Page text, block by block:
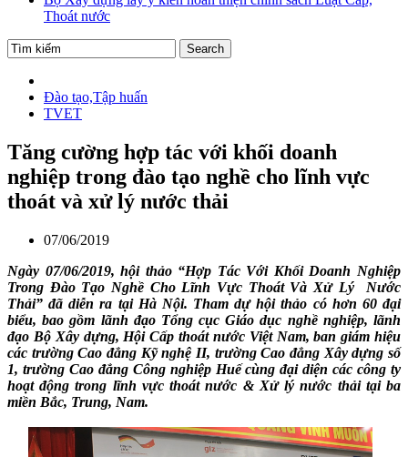
Thoát nước
Đào tạo,Tập huấn
TVET
Tăng cường hợp tác với khối doanh
nghiệp trong đào tạo nghề cho lĩnh vực
thoát và xử lý nước thải
07/06/2019
Ngày 07/06/2019, hội thảo “Hợp Tác Với Khối Doanh Nghiệp
Trong Đào Tạo Nghề Cho Lĩnh Vực Thoát Và Xử Lý Nước
Thải” đã diễn ra tại Hà Nội. Tham dự hội thảo có hơn 60 đại
biểu, bao gồm lãnh đạo Tổng cục Giáo dục nghề nghiệp, lãnh
đạo Bộ Xây dựng, Hội Cấp thoát nước Việt Nam, ban giám hiệu
các trường Cao đẳng Kỹ nghệ II, trường Cao đẳng Xây dựng số
1, trường Cao đẳng Công nghiệp Huế cùng đại diện các công ty
hoạt động trong lĩnh vực thoát nước & Xử lý nước thải tại ba
miền Bắc, Trung, Nam.